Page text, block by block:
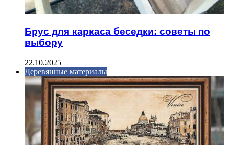
Брус для каркаса беседки: советы по
выбору
22.10.2025
Деревянные материалы